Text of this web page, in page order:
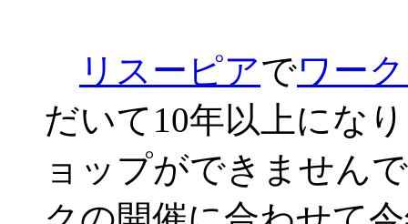
リスーピアでワー
だいて10年以上にな
ョップができません